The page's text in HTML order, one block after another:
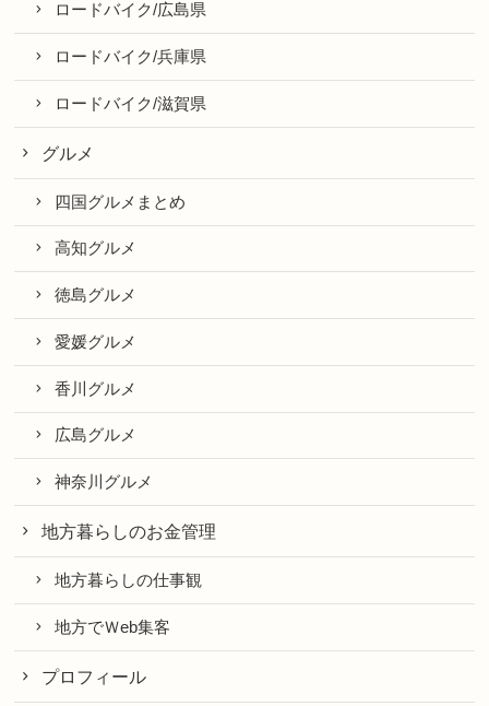
ロードバイク/広島県
ロードバイク/兵庫県
ロードバイク/滋賀県
グルメ
四国グルメまとめ
高知グルメ
徳島グルメ
愛媛グルメ
香川グルメ
広島グルメ
神奈川グルメ
地方暮らしのお金管理
地方暮らしの仕事観
地方でＷeb集客
プロフィール